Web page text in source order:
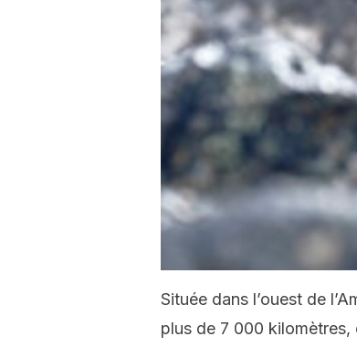
Située dans l’ouest de
plus de 7 000